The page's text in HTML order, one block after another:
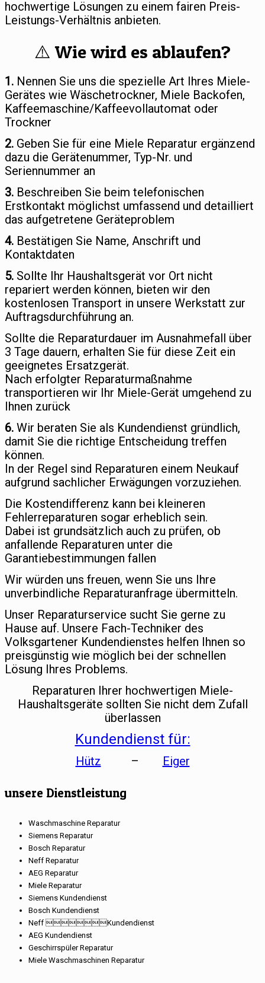
hochwertige Lösungen zu einem fairen Preis-
Leistungs-Verhältnis anbieten.
⚠️ Wie wird es ablaufen?
1. Nennen Sie uns die spezielle Art Ihres Miele-
Gerätes wie Wäschetrockner, Miele Backofen,
Kaffeemaschine/Kaffeevollautomat oder
Trockner
2. Geben Sie für eine Miele Reparatur ergänzend
dazu die Gerätenummer, Typ-Nr. und
Seriennummer an
3. Beschreiben Sie beim telefonischen
Erstkontakt möglichst umfassend und detailliert
das aufgetretene Geräteproblem
4. Bestätigen Sie Name, Anschrift und
Kontaktdaten
5. Sollte Ihr Haushaltsgerät vor Ort nicht
repariert werden können, bieten wir den
kostenlosen Transport in unsere Werkstatt zur
Auftragsdurchführung an.
Sollte die Reparaturdauer im Ausnahmefall über
3 Tage dauern, erhalten Sie für diese Zeit ein
geeignetes Ersatzgerät.
Nach erfolgter Reparaturmaßnahme
transportieren wir Ihr Miele-Gerät umgehend zu
Ihnen zurück
6. Wir beraten Sie als Kundendienst gründlich,
damit Sie die richtige Entscheidung treffen
können.
In der Regel sind Reparaturen einem Neukauf
aufgrund sachlicher Erwägungen vorzuziehen.
Die Kostendifferenz kann bei kleineren
Fehlerreparaturen sogar erheblich sein.
Dabei ist grundsätzlich auch zu prüfen, ob
anfallende Reparaturen unter die
Garantiebestimmungen fallen
Wir würden uns freuen, wenn Sie uns Ihre
unverbindliche Reparaturanfrage übermitteln.
Unser Reparaturservice sucht Sie gerne zu
Hause auf. Unsere Fach-Techniker des
Volksgartener Kundendienstes helfen Ihnen so
preisgünstig wie möglich bei der schnellen
Lösung Ihres Problems.
Reparaturen Ihrer hochwertigen Miele-
Haushaltsgeräte sollten Sie nicht dem Zufall
überlassen
Kundendienst für:
Hütz – Eiger
unsere Dienstleistung
Waschmaschine Reparatur
Siemens Reparatur
Bosch Reparatur
Neff Reparatur
AEG Reparatur
Miele Reparatur
Siemens Kundendienst
Bosch Kundendienst
Neff Kundendienst
AEG Kundendienst
Geschirrspüler Reparatur
Miele Waschmaschinen Reparatur